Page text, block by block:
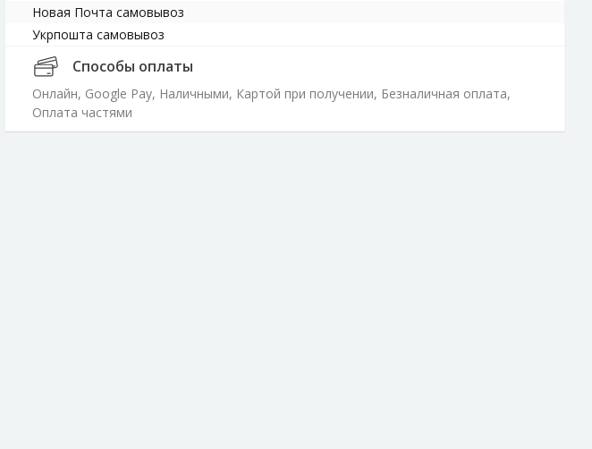
Новая Почта cамовывоз
Укрпошта cамовывоз
Способы оплаты
Онлайн, Google Pay, Наличными, Картой при получении, Безналичная оплата,
Оплата частями